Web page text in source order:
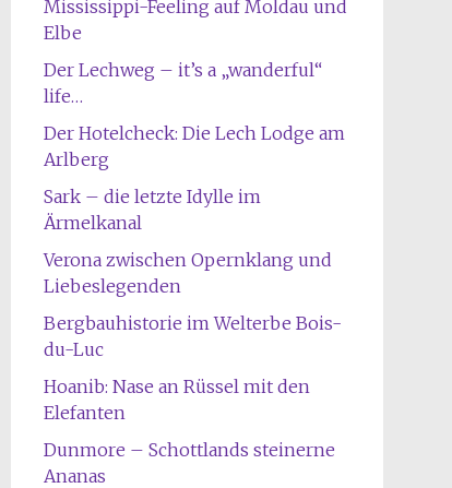
Mississippi-Feeling auf Moldau und
Elbe
Der Lechweg – it’s a „wanderful“
life…
Der Hotelcheck: Die Lech Lodge am
Arlberg
Sark – die letzte Idylle im
Ärmelkanal
Verona zwischen Opernklang und
Liebeslegenden
Bergbauhistorie im Welterbe Bois-
du-Luc
Hoanib: Nase an Rüssel mit den
Elefanten
Dunmore – Schottlands steinerne
Ananas